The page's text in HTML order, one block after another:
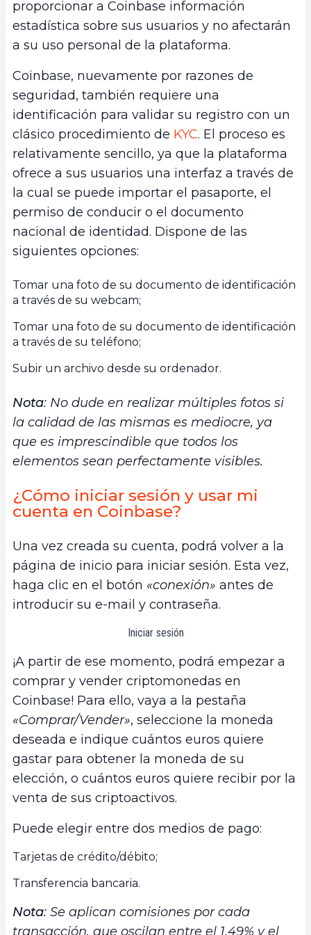
proporcionar a Coinbase información
estadística sobre sus usuarios y no afectarán
a su uso personal de la plataforma.
Coinbase, nuevamente por razones de
seguridad, también requiere una
identificación para validar su registro con un
clásico procedimiento de KYC. El proceso es
relativamente sencillo, ya que la plataforma
ofrece a sus usuarios una interfaz a través de
la cual se puede importar el pasaporte, el
permiso de conducir o el documento
nacional de identidad. Dispone de las
siguientes opciones:
Tomar una foto de su documento de identificación
a través de su webcam;
Tomar una foto de su documento de identificación
a través de su teléfono;
Subir un archivo desde su ordenador.
Nota: No dude en realizar múltiples fotos si
la calidad de las mismas es mediocre, ya
que es imprescindible que todos los
elementos sean perfectamente visibles.
¿Cómo iniciar sesión y usar mi
cuenta en Coinbase?
Una vez creada su cuenta, podrá volver a la
página de inicio para iniciar sesión. Esta vez,
haga clic en el botón «conexión» antes de
introducir su e-mail y contraseña.
Iniciar sesión
¡A partir de ese momento, podrá empezar a
comprar y vender criptomonedas en
Coinbase! Para ello, vaya a la pestaña
«Comprar/Vender», seleccione la moneda
deseada e indique cuántos euros quiere
gastar para obtener la moneda de su
elección, o cuántos euros quiere recibir por la
venta de sus criptoactivos.
Puede elegir entre dos medios de pago:
Tarjetas de crédito/débito;
Transferencia bancaria.
Nota: Se aplican comisiones por cada
transacción, que oscilan entre el 1.49% y el